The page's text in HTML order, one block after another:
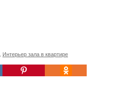
Интерьер зала в квартире